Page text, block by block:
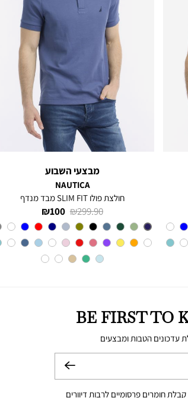
מבצעי השבוע
NAUTICA
חולצת פולו SLIM FIT מבד מנדף
מחיר
מוצר
100 ₪
מחיר
רגיל
299.90 ₪
צבע
BLUE
INDIGO
BE FIRST TO
עדכונים הטבות ומבצעים
חומרים פרסומיים לרבות דיוורים